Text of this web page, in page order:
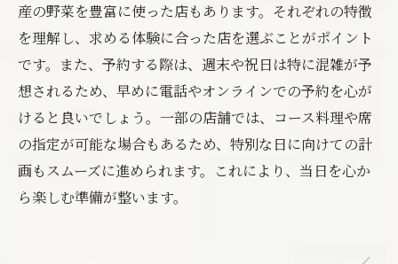
産の野菜を豊富に使った店もあります。それぞれの特徴
を理解し、求める体験に合った店を選ぶことがポイント
です。また、予約する際は、週末や祝日は特に混雑が予
想されるため、早めに電話やオンラインでの予約を心が
けると良いでしょう。一部の店舗では、コース料理や席
の指定が可能な場合もあるため、特別な日に向けての計
画もスムーズに進められます。これにより、当日を心か
ら楽しむ準備が整います。